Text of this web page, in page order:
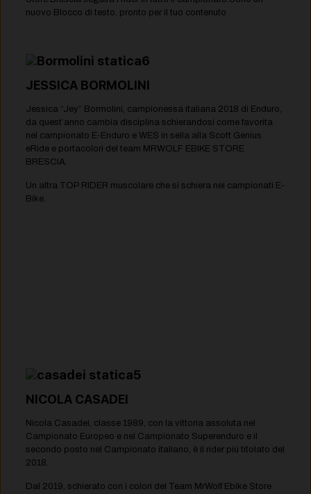
nuovo Blocco di testo, pronto per il tuo contenuto
JESSICA BORMOLINI
Jessica “Jey” Bormolini, campionessa italiana 2018 di Enduro,
da quest’anno cambia disciplina schierandosi come favorita
nel campionato E-Enduro e WES in sella alla Scott Genius
eRide e portacolori del team MRWOLF EBIKE STORE
BRESCIA.
Un altra TOP RIDER muscolare che si schiera nei campionati E-
Bike.
NICOLA CASADEI
Nicola Casadei, classe 1989, con la vittoria assoluta nel
Campionato Europeo e nel Campionato Superenduro e il
secondo posto nel Campionato italiano, è il rider più titolato del
2018.
Dal 2019, schierato con i colori del Team MrWolf Ebike Store